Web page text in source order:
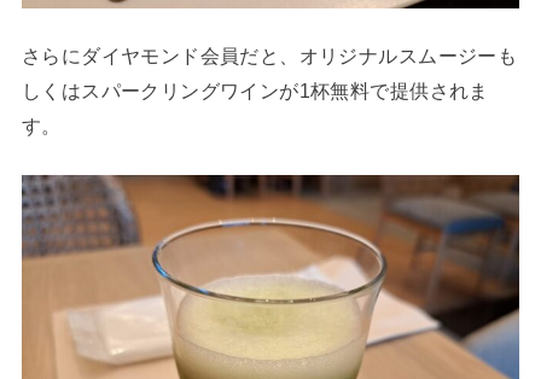
さらにダイヤモンド会員だと、オリジナルスムージーも
しくはスパークリングワインが1杯無料で提供されま
す。